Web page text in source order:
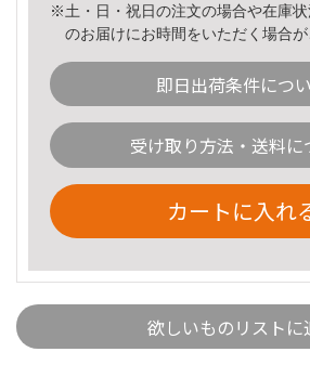
※土・日・祝日の注文の場合や在庫
のお届けにお時間をいただく場合が
即日出荷条件につ
受け取り方法・送料に
カートに入れ
欲しいものリストに